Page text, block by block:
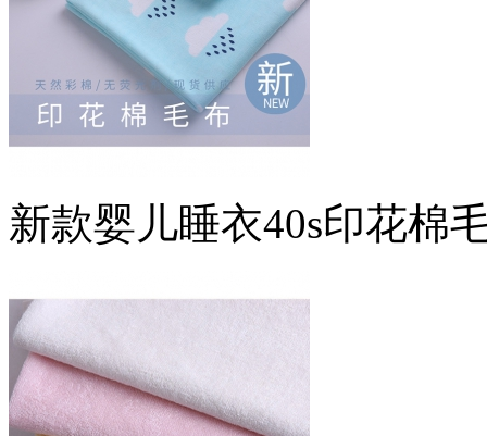
新款婴儿睡衣40s印花棉